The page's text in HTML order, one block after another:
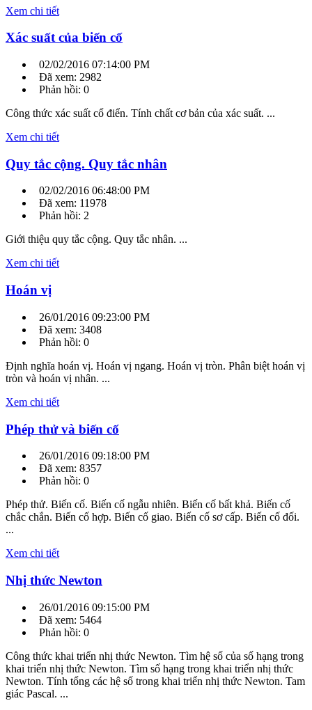
Xem chi tiết
Xác suất của biến cố
02/02/2016 07:14:00 PM
Đã xem: 2982
Phản hồi: 0
Công thức xác suất cổ điển. Tính chất cơ bản của xác suất. ...
Xem chi tiết
Quy tắc cộng. Quy tắc nhân
02/02/2016 06:48:00 PM
Đã xem: 11978
Phản hồi: 2
Giới thiệu quy tắc cộng. Quy tắc nhân. ...
Xem chi tiết
Hoán vị
26/01/2016 09:23:00 PM
Đã xem: 3408
Phản hồi: 0
Định nghĩa hoán vị. Hoán vị ngang. Hoán vị tròn. Phân biệt hoán vị
tròn và hoán vị nhân. ...
Xem chi tiết
Phép thử và biến cố
26/01/2016 09:18:00 PM
Đã xem: 8357
Phản hồi: 0
Phép thử. Biến cố. Biến cố ngẫu nhiên. Biến cố bất khả. Biến cố
chắc chắn. Biến cố hợp. Biến cố giao. Biến cố sơ cấp. Biến cố đối.
...
Xem chi tiết
Nhị thức Newton
26/01/2016 09:15:00 PM
Đã xem: 5464
Phản hồi: 0
Công thức khai triển nhị thức Newton. Tìm hệ số của số hạng trong
khai triển nhị thức Newton. Tìm số hạng trong khai triển nhị thức
Newton. Tính tổng các hệ số trong khai triển nhị thức Newton. Tam
giác Pascal. ...